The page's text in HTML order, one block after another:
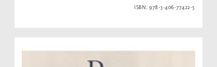
ISBN: 978-3-406-77422-5